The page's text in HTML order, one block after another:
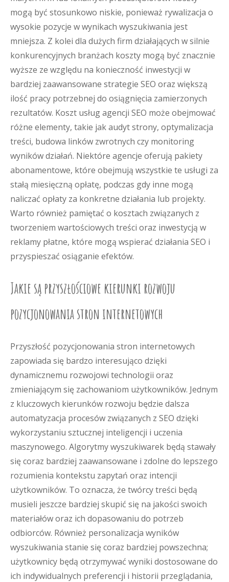
mogą być stosunkowo niskie, ponieważ rywalizacja o
wysokie pozycje w wynikach wyszukiwania jest
mniejsza. Z kolei dla dużych firm działających w silnie
konkurencyjnych branżach koszty mogą być znacznie
wyższe ze względu na konieczność inwestycji w
bardziej zaawansowane strategie SEO oraz większą
ilość pracy potrzebnej do osiągnięcia zamierzonych
rezultatów. Koszt usług agencji SEO może obejmować
różne elementy, takie jak audyt strony, optymalizacja
treści, budowa linków zwrotnych czy monitoring
wyników działań. Niektóre agencje oferują pakiety
abonamentowe, które obejmują wszystkie te usługi za
stałą miesięczną opłatę, podczas gdy inne mogą
naliczać opłaty za konkretne działania lub projekty.
Warto również pamiętać o kosztach związanych z
tworzeniem wartościowych treści oraz inwestycją w
reklamy płatne, które mogą wspierać działania SEO i
przyspieszać osiąganie efektów.
Jakie są przyszłościowe kierunki rozwoju
pozycjonowania stron internetowych
Przyszłość pozycjonowania stron internetowych
zapowiada się bardzo interesująco dzięki
dynamicznemu rozwojowi technologii oraz
zmieniającym się zachowaniom użytkowników. Jednym
z kluczowych kierunków rozwoju będzie dalsza
automatyzacja procesów związanych z SEO dzięki
wykorzystaniu sztucznej inteligencji i uczenia
maszynowego. Algorytmy wyszukiwarek będą stawały
się coraz bardziej zaawansowane i zdolne do lepszego
rozumienia kontekstu zapytań oraz intencji
użytkowników. To oznacza, że twórcy treści będą
musieli jeszcze bardziej skupić się na jakości swoich
materiałów oraz ich dopasowaniu do potrzeb
odbiorców. Również personalizacja wyników
wyszukiwania stanie się coraz bardziej powszechna;
użytkownicy będą otrzymywać wyniki dostosowane do
ich indywidualnych preferencji i historii przeglądania,